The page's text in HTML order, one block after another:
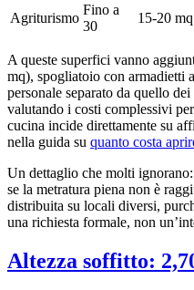
Agriturismo
Fino a
30
15-20 mq
A queste superfici vanno
mq), spogliatoio con armadietti
personale separato da quello
valutando i costi complessivi
cucina incide direttamente su
nella guida su quanto costa
Un dettaglio che molti
se la metratura piena non è
distribuita su locali diversi,
una richiesta formale, non
Altezza soffitto: